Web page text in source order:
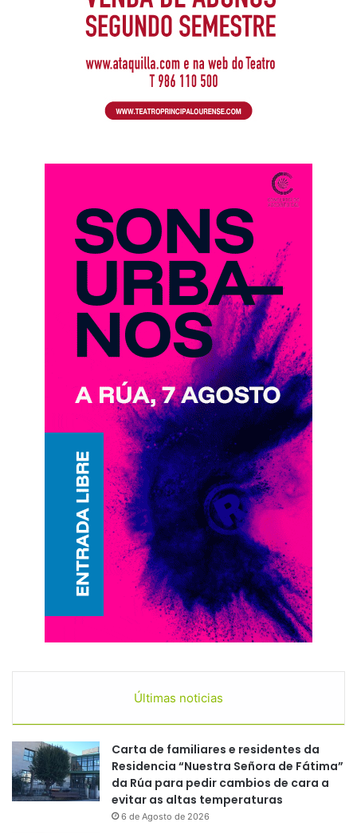
Últimas noticias
Carta de familiares e residentes da
Residencia “Nuestra Señora de Fátima”
da Rúa para pedir cambios de cara a
evitar as altas temperaturas
6 de Agosto de 2026